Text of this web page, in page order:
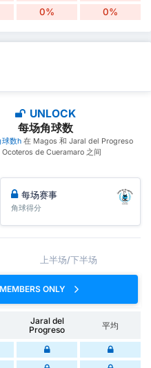
0% 0%
UNLOCK
每场角球数
球数h在 Magos 和 Jaral del Progreso
Ocoteros de Cueramaro 之间
每场赛事
角球得分
上半场/下半场
ONLY
Jaral del
Progreso
平均